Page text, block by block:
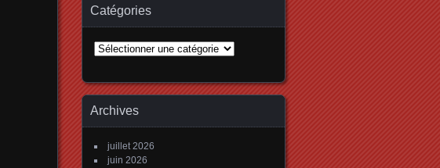
Catégories
Catégories
Archives
juillet 2026
juin 2026